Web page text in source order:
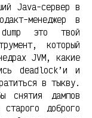
Java-сервер в
менеджер в
это твой
который
JVM, какие
deadlock’и и
в тыкву.
снятия дампов
доброго